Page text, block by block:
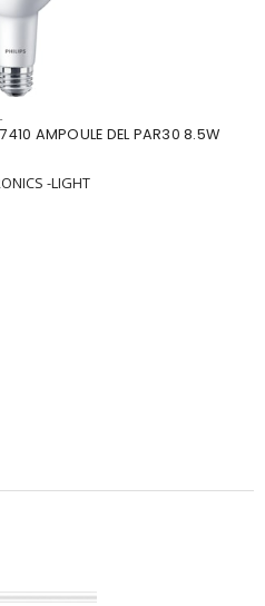
AMPOULE DEL PAR30 8.5W
-LIGHT